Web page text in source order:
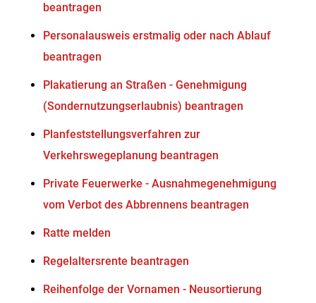
beantragen
Personalausweis erstmalig oder nach Ablauf
beantragen
Plakatierung an Straßen - Genehmigung
(Sondernutzungserlaubnis) beantragen
Planfeststellungsverfahren zur
Verkehrswegeplanung beantragen
Private Feuerwerke - Ausnahmegenehmigung
vom Verbot des Abbrennens beantragen
Ratte melden
Regelaltersrente beantragen
Reihenfolge der Vornamen - Neusortierung